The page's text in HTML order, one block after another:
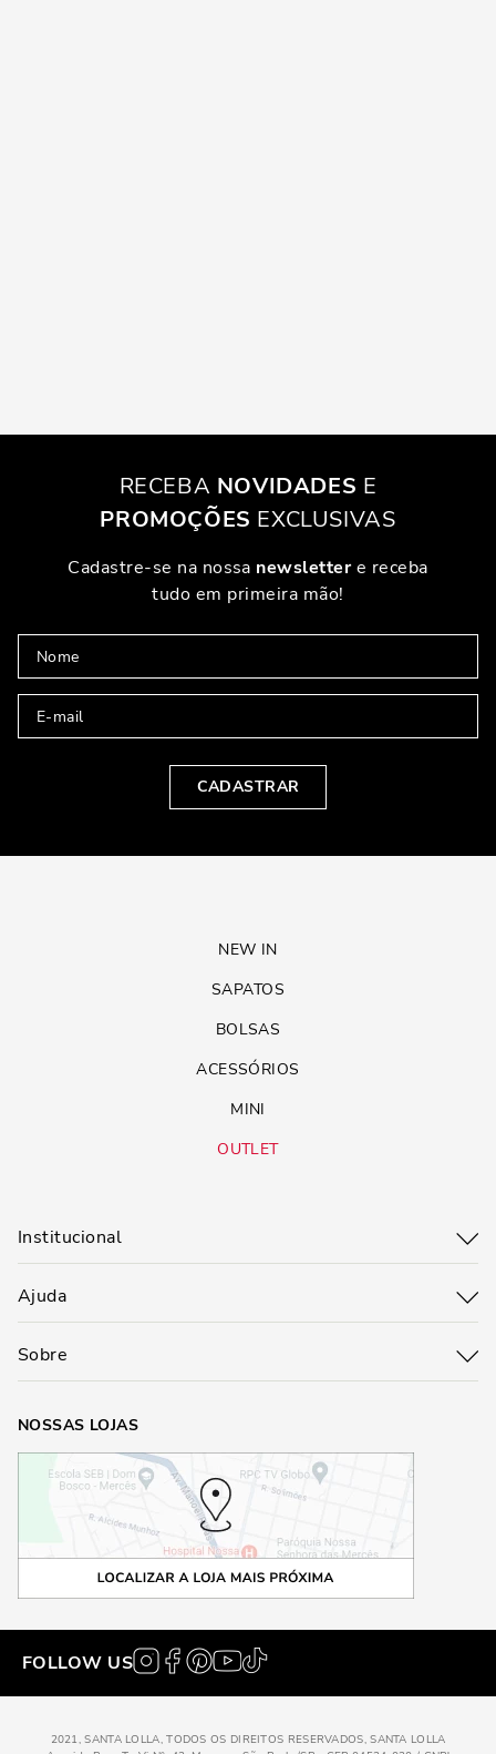
RECEBA NOVIDADES E
PROMOÇÕES EXCLUSIVAS
Cadastre-se na nossa newslettere receba
tudo em primeira mão!
CADASTRAR
NEW IN
SAPATOS
BOLSAS
ACESSÓRIOS
MINI
OUTLET
Institucional
Ajuda
Sobre
NOSSAS LOJAS
FOLLOW US
2021, SANTA LOLLA, TODOS OS DIREITOS RESERVADOS, SANTA LOLLA